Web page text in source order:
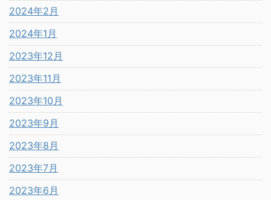
2024年2月
2024年1月
2023年12月
2023年11月
2023年10月
2023年9月
2023年8月
2023年7月
2023年6月